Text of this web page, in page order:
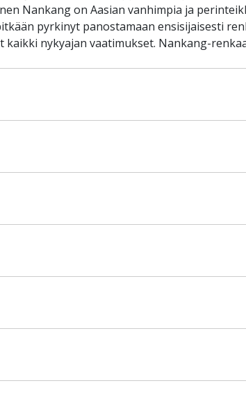
Nankang on Aasian vanhimpia ja
pyrkinyt panostamaan ensisijaisesti
kaikki nykyajan vaatimukset. Nankang-